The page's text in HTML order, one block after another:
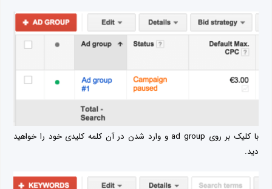
با کلیک بر روی ad group و وارد شدن در آن کلمه کلیدی خود را خواهید
دید.